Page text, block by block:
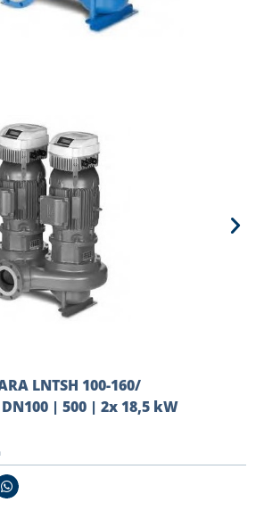
LNTSH 100-160/
| 500 | 2x 18,5 kW